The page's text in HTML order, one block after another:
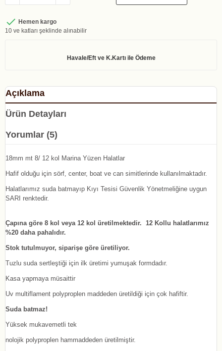
 Hemen kargo
10 ve katları şeklinde alınabilir
Açıklama
Ürün Detayları
Yorumlar (5)
18mm mt 8/ 12 kol Marina Yüzen Halatlar
Hafif olduğu için sörf, center, boat ve can simitlerinde kullanılmaktadır.
Halatlarımız suda batmayıp Kıyı Tesisi Güvenlik Yönetmeliğine uygun
SARI renktedir.
Çapına göre 8 kol veya 12 kol üretilmektedir. 12 Kollu halatlarımız
%20 daha pahalıdır.
Stok tutulmuyor, siparişe göre üretiliyor.
Tuzlu suda sertleştiği için ilk üretimi yumuşak formdadır.
Kasa yapmaya müsaittir
Uv multiflament polyproplen maddeden üretildiği için çok hafiftir.
Suda batmaz!
Yüksek mukavemetli tek
nolojik polyproplen hammaddeden üretilmiştir.